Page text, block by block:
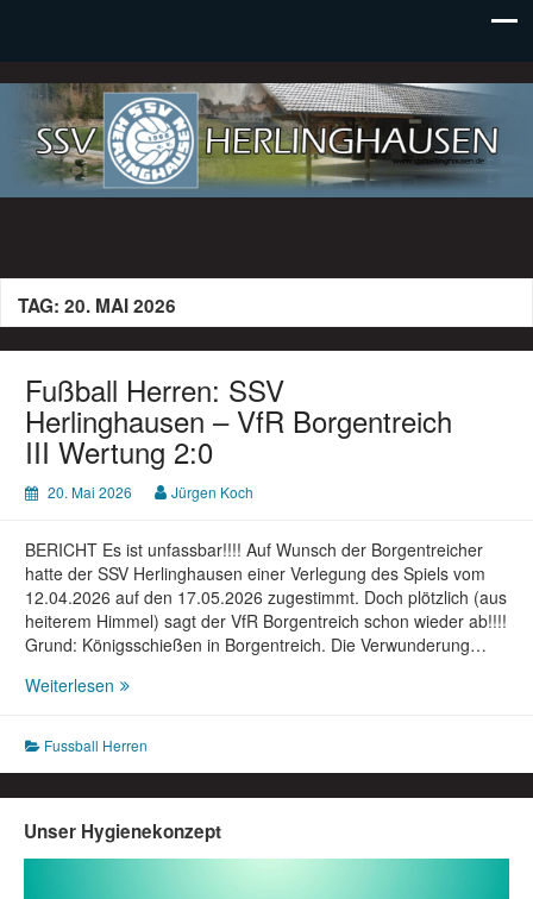
SSV Herlinghausen e. V.
TAG: 20. MAI 2026
Fußball Herren: SSV
Herlinghausen – VfR Borgentreich
III Wertung 2:0
20. Mai 2026 Jürgen Koch
BERICHT Es ist unfassbar!!!! Auf Wunsch der Borgentreicher
hatte der SSV Herlinghausen einer Verlegung des Spiels vom
12.04.2026 auf den 17.05.2026 zugestimmt. Doch plötzlich (aus
heiterem Himmel) sagt der VfR Borgentreich schon wieder ab!!!!
Grund: Königsschießen in Borgentreich. Die Verwunderung…
Weiterlesen Fußball
Herlinghausen
–
VfR
Borgentreich
III
Fussball Herren
Unser Hygienekonzept